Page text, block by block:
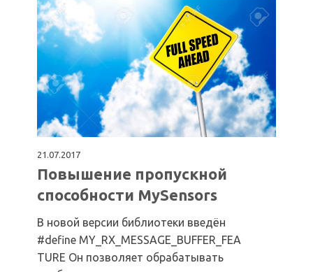
21.07.2017
Повышение пропускной
способности MySensors
В новой версии библиотеки введён
#define MY_RX_MESSAGE_BUFFER_FEA
TURE Он позволяет обрабатывать